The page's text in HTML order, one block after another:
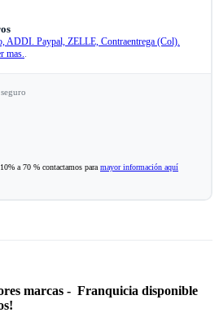
ADDI. Paypal, ZELLE, Contraentrega (Col).
mas..
a 70 % contactamos para mayor información aquí
marcas - Franquicia disponible